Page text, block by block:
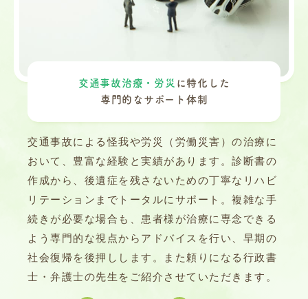
交通事故治療・労災 に特化した
専門的なサポート体制
交通事故による怪我や労災（労働災害）の治療に
おいて、豊富な経験と実績があります。診断書の
作成から、後遺症を残さないための丁寧なリハビ
リテーションまでトータルにサポート。複雑な手
続きが必要な場合も、患者様が治療に専念できる
よう専門的な視点からアドバイスを行い、早期の
社会復帰を後押しします。また頼りになる行政書
士・弁護士の先生をご紹介させていただきます。